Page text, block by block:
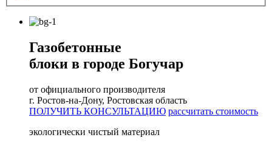
Газобетонные
блоки в городе Богучар
от официального производителя
г. Ростов-на-Дону, Ростовская область
ПОЛУЧИТЬ КОНСУЛЬТАЦИЮ рассчитать стоимость
экологически чистый материал